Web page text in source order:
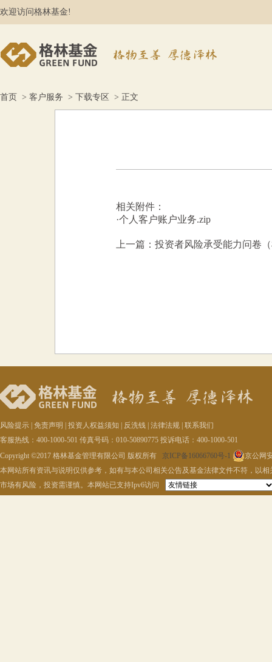
欢迎访问格林基金!
首页 > 客户服务 > 下载专区 > 正文
相关附件：
·个人客户账户业务.zip
上一篇：投资者风险承受能力问卷
风险提示 免责声明 投资人权益须知 反洗钱 法律法规 联系我们
客服热线：400-1000-501 传真号码：010-50890775 投诉电话：400-1000-501
Copyright ©2017 格林基金管理有限公司 版权所有 京ICP备16066760号-1
京公网
本网站所有资讯与说明仅供参考，如有与本公司相关公告及基金法律文件不符，以
市场有风险，投资需谨慎。本网站已支持Ipv6访问